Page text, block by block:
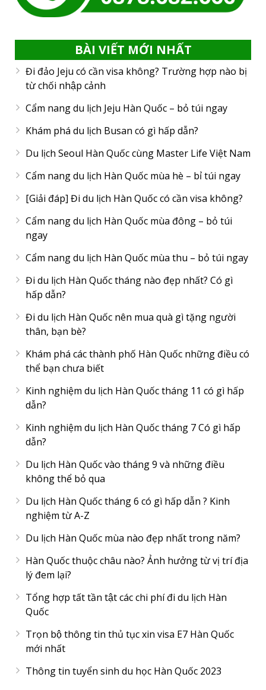
BÀI VIẾT MỚI NHẤT
Đi đảo Jeju có cần visa không? Trường hợp nào bị
từ chối nhập cảnh
Cẩm nang du lịch Jeju Hàn Quốc – bỏ túi ngay
Khám phá du lịch Busan có gì hấp dẫn?
Du lịch Seoul Hàn Quốc cùng Master Life Việt Nam
Cẩm nang du lịch Hàn Quốc mùa hè – bỉ túi ngay
[Giải đáp] Đi du lịch Hàn Quốc có cần visa không?
Cẩm nang du lịch Hàn Quốc mùa đông – bỏ túi
ngay
Cẩm nang du lịch Hàn Quốc mùa thu – bỏ túi ngay
Đi du lịch Hàn Quốc tháng nào đẹp nhất? Có gì
hấp dẫn?
Đi du lịch Hàn Quốc nên mua quà gì tặng người
thân, bạn bè?
Khám phá các thành phố Hàn Quốc những điều có
thể bạn chưa biết
Kinh nghiệm du lịch Hàn Quốc tháng 11 có gì hấp
dẫn?
Kinh nghiệm du lịch Hàn Quốc tháng 7 Có gì hấp
dẫn?
Du lịch Hàn Quốc vào tháng 9 và những điều
không thể bỏ qua
Du lịch Hàn Quốc tháng 6 có gì hấp dẫn ? Kinh
nghiệm từ A-Z
Du lịch Hàn Quốc mùa nào đẹp nhất trong năm?
Hàn Quốc thuộc châu nào? Ảnh hưởng từ vị trí địa
lý đem lại?
Tổng hợp tất tần tật các chi phí đi du lịch Hàn
Quốc
Trọn bộ thông tin thủ tục xin visa E7 Hàn Quốc
mới nhất
Thông tin tuyển sinh du học Hàn Quốc 2023